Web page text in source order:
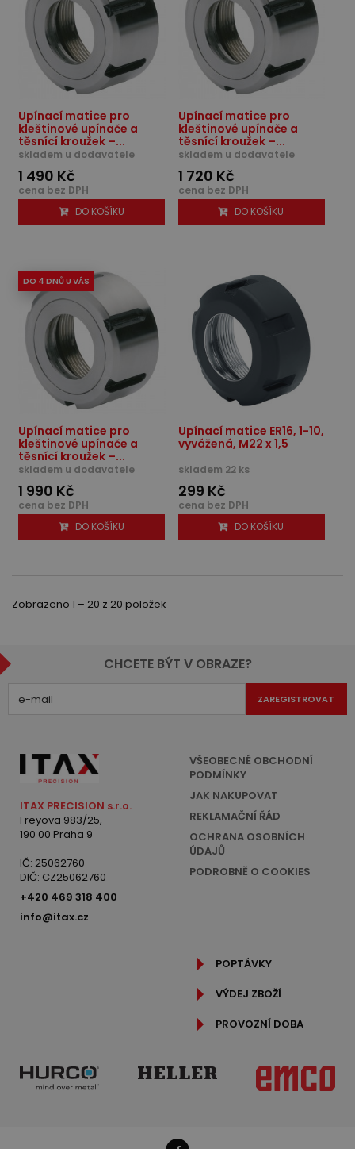
Upínací matice pro
kleštinové upínače a
těsnící kroužek –...
skladem u dodavatele
1 490 Kč
cena bez DPH
DO KOŠÍKU
Upínací matice pro
kleštinové upínače a
těsnící kroužek –...
skladem u dodavatele
1 720 Kč
cena bez DPH
DO KOŠÍKU
DO 4 DNŮ U VÁS
Upínací matice pro
kleštinové upínače a
těsnící kroužek –...
skladem u dodavatele
1 990 Kč
cena bez DPH
DO KOŠÍKU
Upínací matice ER16, 1-10,
vyvážená, M22 x 1,5
skladem 22 ks
299 Kč
cena bez DPH
DO KOŠÍKU
Zobrazeno 1 – 20 z 20 položek
CHCETE BÝT V OBRAZE?
ZAREGISTROVAT
ITAX PRECISION s.r.o.
Freyova 983/25,
190 00 Praha 9
IČ: 25062760
DIČ: CZ25062760
+420 469 318 400
info@itax.cz
VŠEOBECNÉ OBCHODNÍ
PODMÍNKY
JAK NAKUPOVAT
REKLAMAČNÍ ŘÁD
OCHRANA OSOBNÍCH
ÚDAJŮ
PODROBNĚ O COOKIES
POPTÁVKY
VÝDEJ ZBOŽÍ
PROVOZNÍ DOBA